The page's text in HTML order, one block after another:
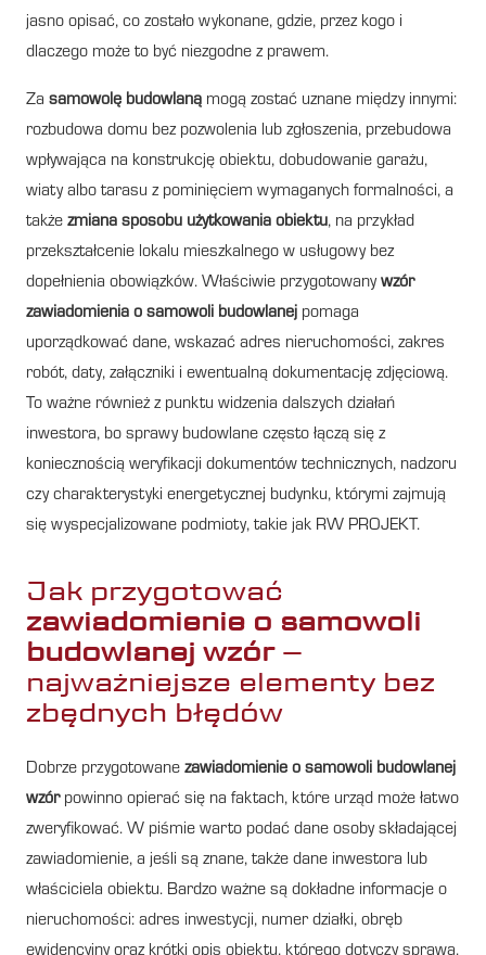
jasno opisać, co zostało wykonane, gdzie, przez kogo i
dlaczego może to być niezgodne z prawem.
Za samowolę budowlaną mogą zostać uznane między innymi:
rozbudowa domu bez pozwolenia lub zgłoszenia, przebudowa
wpływająca na konstrukcję obiektu, dobudowanie garażu,
wiaty albo tarasu z pominięciem wymaganych formalności, a
także zmiana sposobu użytkowania obiektu, na przykład
przekształcenie lokalu mieszkalnego w usługowy bez
dopełnienia obowiązków. Właściwie przygotowanywzór
zawiadomienia o samowoli budowlanej pomaga
uporządkować dane, wskazać adres nieruchomości, zakres
robót, daty, załączniki i ewentualną dokumentację zdjęciową.
To ważne również z punktu widzenia dalszych działań
inwestora, bo sprawy budowlane często łączą się z
koniecznością weryfikacji dokumentów technicznych, nadzoru
czy charakterystyki energetycznej budynku, którymi zajmują
się wyspecjalizowane podmioty, takie jak RW PROJEKT.
Jak przygotować
zawiadomienie o samowoli
budowlanej wzór–
najważniejsze elementy bez
zbędnych błędów
Dobrze przygotowane zawiadomienie o samowoli budowlanej
wzórpowinno opierać się na faktach, które urząd może łatwo
zweryfikować. W piśmie warto podać dane osoby składającej
zawiadomienie, a jeśli są znane, także dane inwestora lub
właściciela obiektu. Bardzo ważne są dokładne informacje o
nieruchomości: adres inwestycji, numer działki, obręb
ewidencyjny oraz krótki opis obiektu, którego dotyczy sprawa.